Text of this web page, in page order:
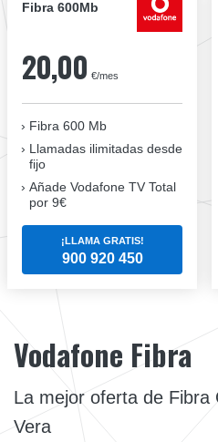
Fibra 600Mb
20,00 €/mes
Fibra 600 Mb
Llamadas ilimitadas desde
fijo
Añade Vodafone TV Total
por 9€
¡LLAMA GRATIS!
900 920 450
Vodafone Fibra
La mejor oferta de
Vera